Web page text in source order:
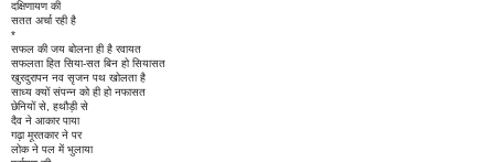
दक्षिणायण की
सतत अर्चा रही है
*
सफल की जय बोलना ही है रवायत
सफलता हित सिया-सत बिन हो सियासत
खुरदुरापन नव सृजन पथ खोलता है
साध्य क्यों संपन्न को ही हो नफासत
छेनियों से, हथौड़ी से
दैव ने आकार पाया
गढ़ा मूरतकार ने पर
लोक ने पल में भुलाया